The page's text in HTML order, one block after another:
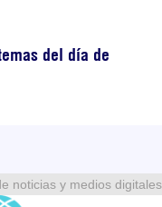
del día de
noticias y medios digitales